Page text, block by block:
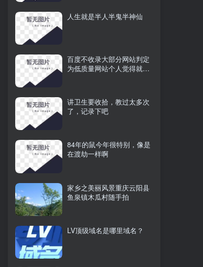
人生就是半人半鬼半神仙
百度不收录大部分网站判定
为低质量网站个人觉得就是
讲卫生要收拾，教过太多次
了，记录下吧
84年的鼠今年很特别，像是
在渡劫一样啊
家乡之美丽风景重庆云阳县
鱼泉镇木瓜村随手拍
LV顶级域名是哪里域名？